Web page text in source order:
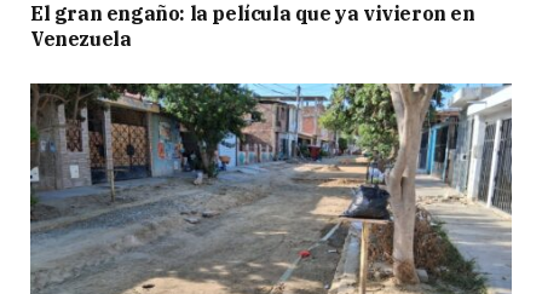
El gran engaño: la película que ya vivieron en
Venezuela